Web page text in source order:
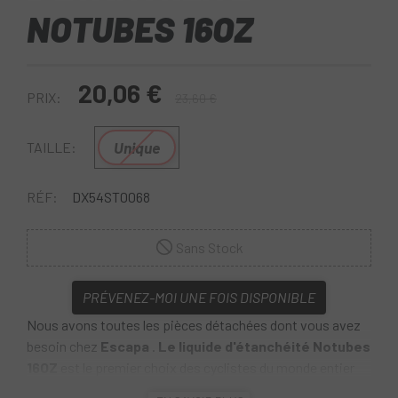
NOTUBES 16OZ
PRIX: 20,06 €
TAILLE: Unique
RÉF: DX54ST0068
PRÉVENEZ-MOI UNE FOIS DISPONIBLE
Nous avons toutes les pièces détachées dont vous avez
besoin chez Escapa
Le liquide d'étanchéité Notubes